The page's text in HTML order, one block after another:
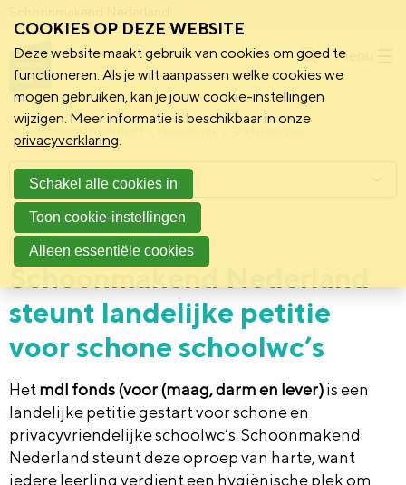
Menu
Schoonmakend Nederland
Nieuws 4 maart 2026mdl fonds
Schoonmakend Nederland
steunt landelijke petitie
voor schone schoolwc’s
Hetmdl fonds (voor (maag, darm en lever)is een
landelijke petitie gestart voor schone en
privacyvriendelijke schoolwc’s. Schoonmakend
Nederland steunt deze oproep van harte, want
iedere leerling verdient een hygiënische plek om
Menu
COOKIES OP DEZE WEBSITE
Deze website maakt gebruik van cookies om goed te
functioneren. Als je wilt aanpassen welke cookies we
mogen gebruiken, kan je jouw cookie-instellingen
wijzigen. Meer informatie is beschikbaar in onze
privacyverklaring.
Schakel alle cookies in
Toon cookie-instellingen
Alleen essentiële cookies